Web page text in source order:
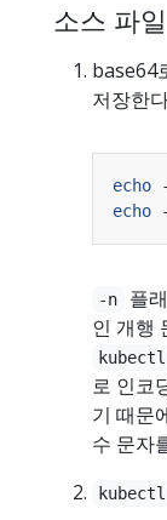
소스 파
base64
저장한
echo
echo
-n
플
인 개행
kubectl
로 인코
기 때문
수 문자
kubectl